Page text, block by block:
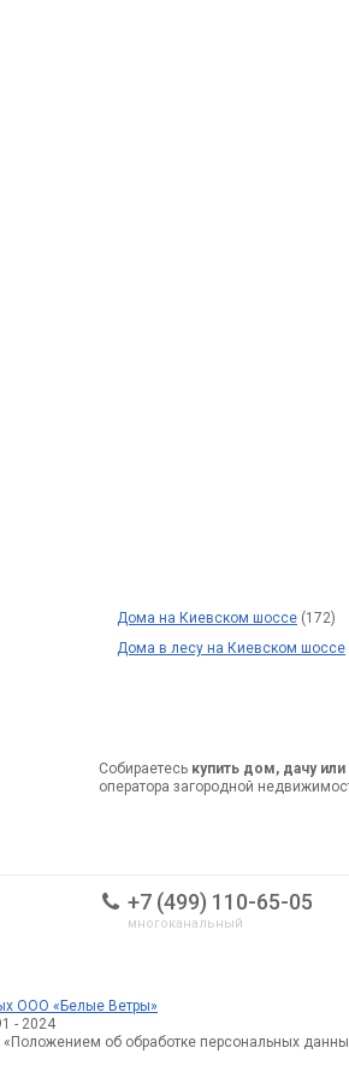
Дома на Киевском шоссе (172)
Дома в лесу на Киевском шоссе
Собираетесь купить дом, дачу
оператора загородной
+7 (499) 110-65-05
многоканальный
ООО «Белые Ветры»
- 2024
об обработке персональных